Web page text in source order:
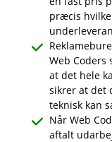
præcis
Web Coders
at det hele
sikrer at det
teknisk kan
Når Web
aftalt